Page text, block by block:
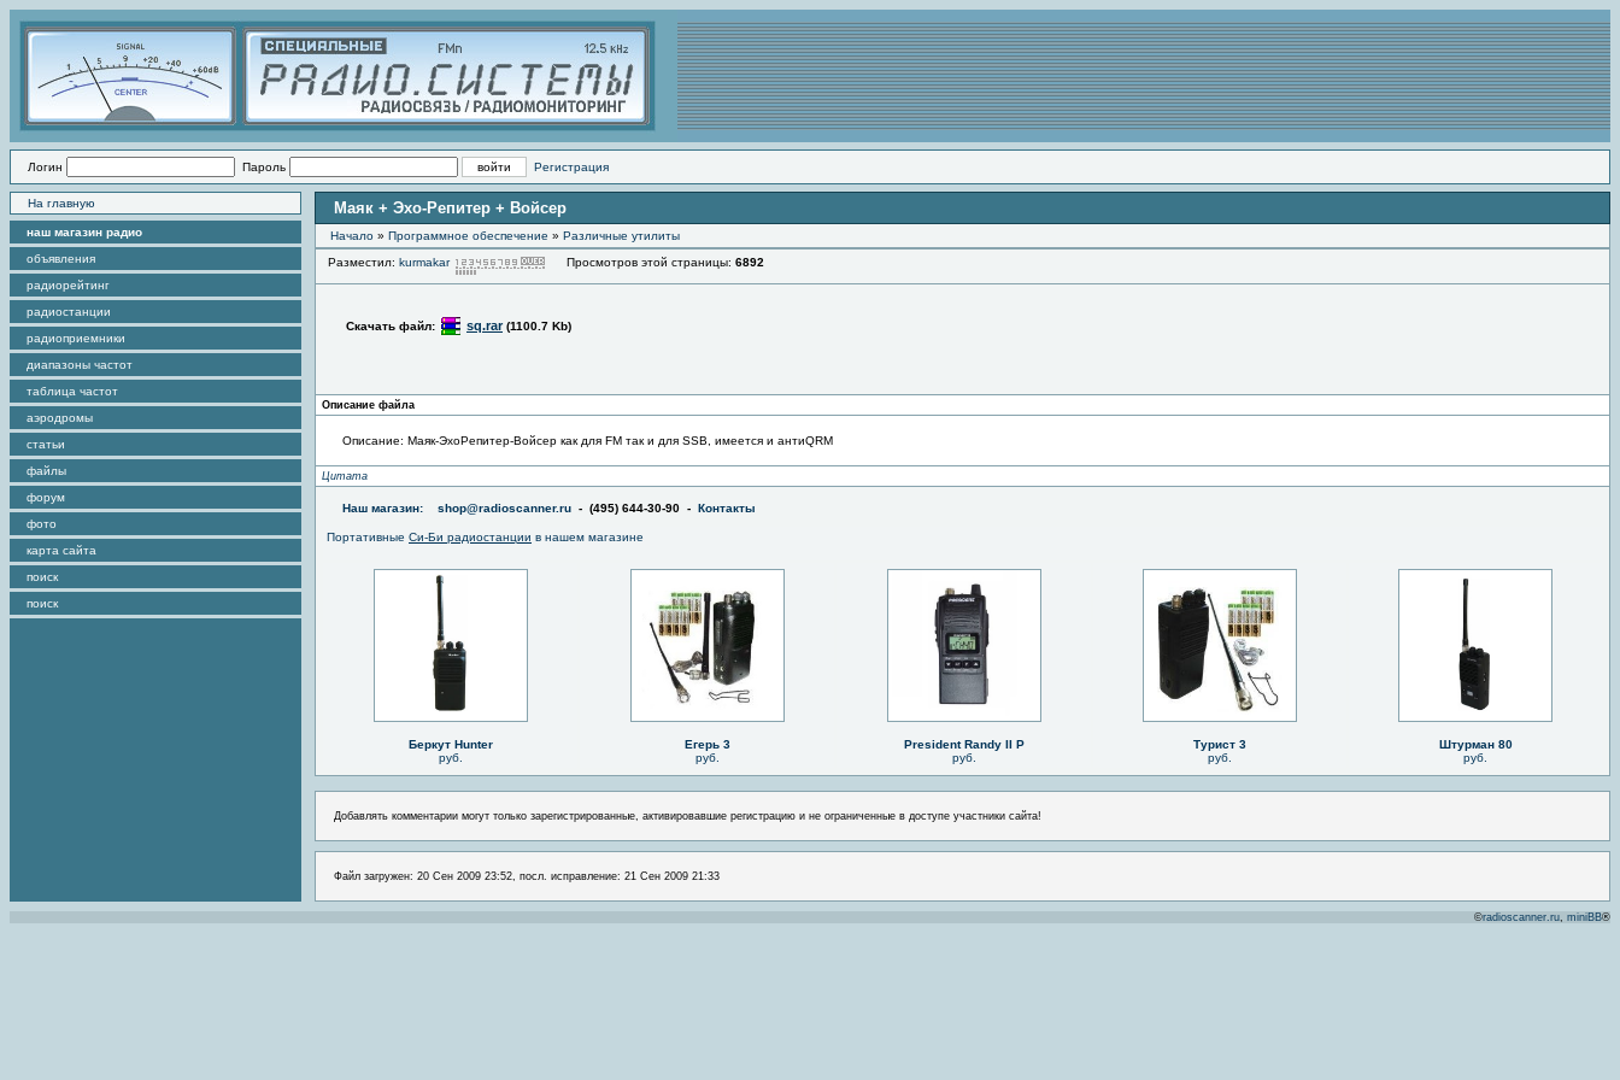
Логин Пароль Регистрация
На главную
наш магазин радио
объявления
радиорейтинг
радиостанции
радиоприемники
диапазоны частот
таблица частот
аэродромы
статьи
файлы
форум
фото
карта сайта
поиск
поиск
Маяк + Эхо-Репитер + Войсер
Начало » Программное обеспечение » Различные утилиты
Разместил: kurmakar Просмотров этой страницы: 6892
Скачать файл: sq.rar (1100.7 Kb)
Описание файла
Описание: Маяк-ЭхоРепитер-Войсер как для FM так и для SSB, имеется и антиQRM
Цитата
Наш магазин: shop@radioscanner.ru - (495) 644-30-90 - Контакты
Портативные Си-Би радиостанции в нашем магазине
Беркут Hunter
руб.
Егерь 3
руб.
President Randy II P
руб.
Турист 3
руб.
Штурман 80
руб.
Добавлять комментарии могут только зарегистрированные, активировавшие регистрацию и не ограниченные в доступе участники сайта!
Файл загружен: 20 Сен 2009 23:52, посл. исправление: 21 Сен 2009 21:33
©radioscanner.ru, miniBB®